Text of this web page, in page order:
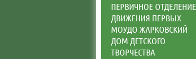
ПЕРВИЧНОЕ ОТДЕЛЕНИЕ
ДВИЖЕНИЯ ПЕРВЫХ
МОУДО ЖАРКОВСКИЙ
ДОМ ДЕТСКОГО
ТВОРЧЕСТВА